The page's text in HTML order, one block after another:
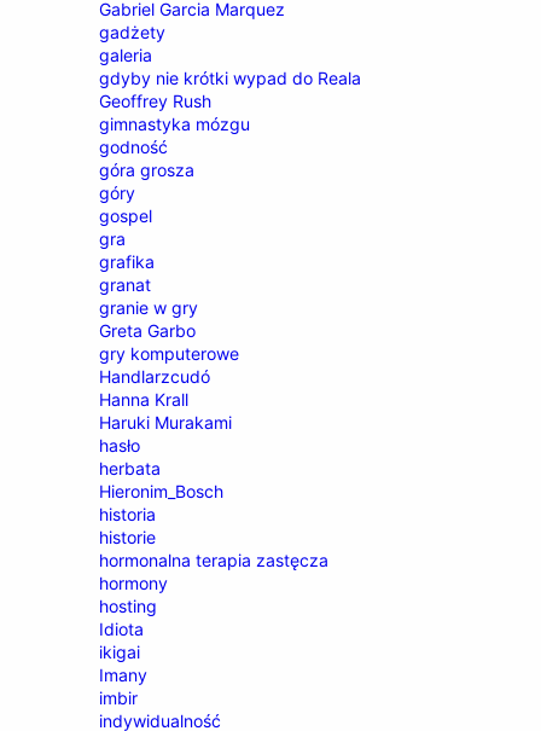
Gabriel Garcia Marquez
gadżety
galeria
gdyby nie krótki wypad do Reala
Geoffrey Rush
gimnastyka mózgu
godność
góra grosza
góry
gospel
gra
grafika
granat
granie w gry
Greta Garbo
gry komputerowe
Handlarzcudó
Hanna Krall
Haruki Murakami
hasło
herbata
Hieronim_Bosch
historia
historie
hormonalna terapia zastęcza
hormony
hosting
Idiota
ikigai
Imany
imbir
indywidualność